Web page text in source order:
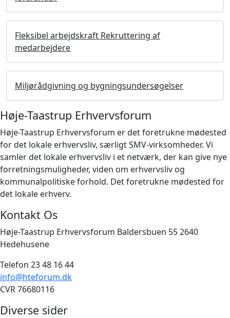
Fleksibel arbejdskraft Rekruttering af
medarbejdere
Miljørådgivning og bygningsundersøgelser
Høje-Taastrup Erhvervsforum
Høje-Taastrup Erhvervsforum er det foretrukne mødested
for det lokale erhvervsliv, særligt SMV-virksomheder. Vi
samler det lokale erhvervsliv i et netværk, der kan give nye
forretningsmuligheder, viden om erhvervsliv og
kommunalpolitiske forhold. Det foretrukne mødested for
det lokale erhverv.
Kontakt Os
Høje-Taastrup Erhvervsforum Baldersbuen 55 2640
Hedehusene
Telefon 23 48 16 44
info@hteforum.dk
CVR 76680116
Diverse sider